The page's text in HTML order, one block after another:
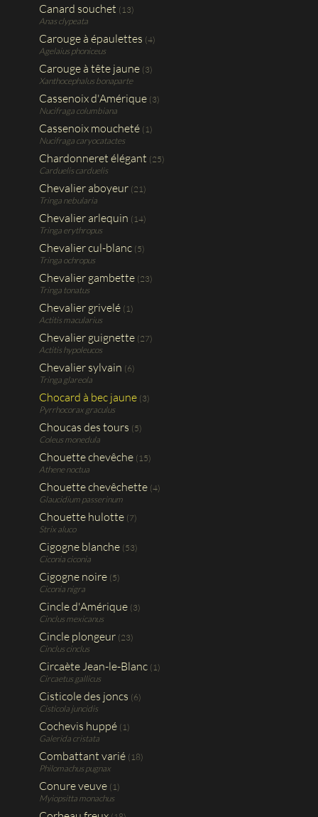
Canard souchet (13)
Anas clypeata
Carouge à épaulettes (4)
Agelaius phoniceus
Carouge à tête jaune (3)
Xanthocephalus bonaparte
Cassenoix d'Amérique (3)
Nucifraga columbiana
Cassenoix moucheté (1)
Nucifraga caryocatactes
Chardonneret élégant (25)
Carduelis carduelis
Chevalier aboyeur (21)
Tringa nebularia
Chevalier arlequin (14)
Tringa erythropus
Chevalier cul-blanc (5)
Tringa ochropus
Chevalier gambette (23)
Tringa tonatus
Chevalier grivelé (1)
Actitis macularius
Chevalier guignette (27)
Actitis hypoleucos
Chevalier sylvain (6)
Tringa glareola
Chocard à bec jaune (3)
Pyrrhocorax graculus
Choucas des tours (5)
Coleus monedula
Chouette chevêche (15)
Athene noctua
Chouette chevêchette (4)
Glaucidium passerinum
Chouette hulotte (7)
Strix aluco
Cigogne blanche (53)
Ciconia ciconia
Cigogne noire (5)
Ciconia nigra
Cincle d'Amérique (3)
Cinclus mexicanus
Cincle plongeur (23)
Cinclus cinclus
Circaète Jean-le-Blanc (1)
Circaetus gallicus
Cisticole des joncs (6)
Cisticola juncidis
Cochevis huppé (1)
Galerida cristata
Combattant varié (18)
Philomachus pugnax
Conure veuve (1)
Myiopsitta monachus